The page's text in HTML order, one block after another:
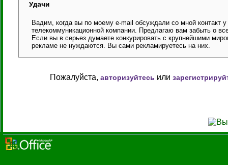
Удачи
Вадим, когда вы по моему e-mail обсуждали со мной контакт
телекоммуникационной компании. Предлагаю вам забыть о
Если вы в серьез думаете конкурировать с крупнейшими
рекламе не нуждаются. Вы сами рекламируетесь на них.
Пожалуйста, авторизуйтесь или